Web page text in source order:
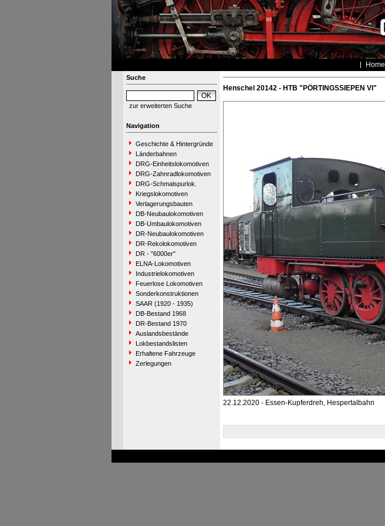
Home
Suche
zur erweiterten Suche
Navigation
Geschichte & Hintergründe
Länderbahnen
DRG-Einheitslokomotiven
DRG-Zahnradlokomotiven
DRG-Schmalspurlok.
Kriegslokomotiven
Verlagerungsbauten
DB-Neubaulokomotiven
DB-Umbaulokomotiven
DR-Neubaulokomotiven
DR-Rekolokomotiven
DR - "6000er"
ELNA-Lokomotiven
Industrielokomotiven
Feuerlose Lokomotiven
Sonderkonstruktionen
SAAR (1920 - 1935)
DB-Bestand 1968
DR-Bestand 1970
Auslandsbestände
Lokbestandslisten
Erhaltene Fahrzeuge
Zerlegungen
Henschel 20142 - HTB "PÖRTINGSSIEPEN VI"
22.12.2020 - Essen-Kupferdreh, Hespertalbahn